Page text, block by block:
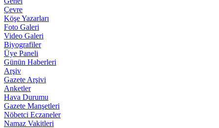
Çevre
Köşe Yazarları
Foto Galeri
Video Galeri
Biyografiler
Üye Paneli
Günün Haberleri
Arşiv
Gazete Arşivi
Anketler
Hava Durumu
Gazete Manşetleri
Nöbetci Eczaneler
Namaz Vakitleri